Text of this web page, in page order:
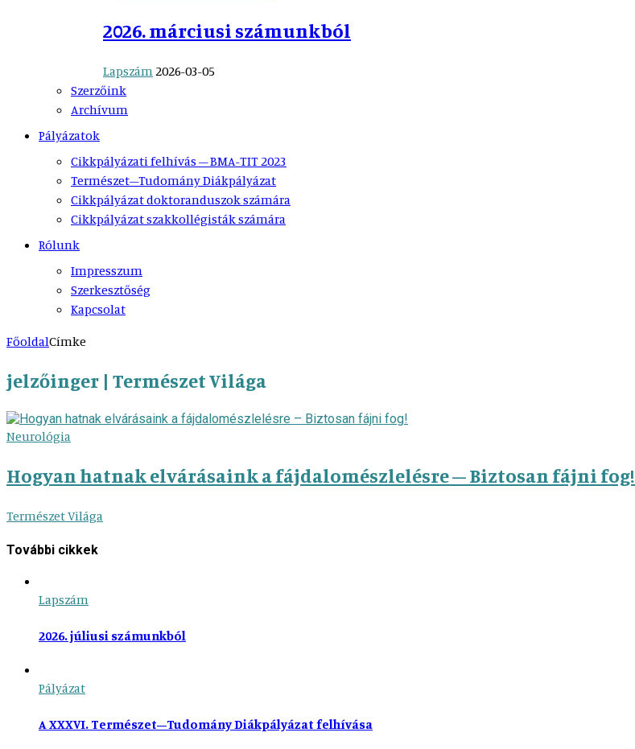
2026. márciusi számunkból
Lapszám2026-03-05
Szerzőink
Archívum
Pályázatok
Cikkpályázati felhívás – BMA-TIT 2023
Természet–Tudomány Diákpályázat
Cikkpályázat doktoranduszok számára
Cikkpályázat szakkollégisták számára
Rólunk
Impresszum
Szerkesztőség
Kapcsolat
FőoldalCímke
jelzőinger | Természet Világa
Neurológia
Hogyan hatnak elvárásaink a fájdalomészlelésre – Biztosan fájni fog!
Természet Világa
További cikkek
Lapszám
2026. júliusi számunkból
Pályázat
A XXXVI. Természet–Tudomány Diákpályázat felhívása